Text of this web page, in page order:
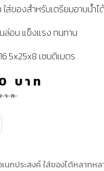
ใส่ของสำหรับเตรียมอาบน้ำไ
ล่อน แข็งแรง ทนทาน
เซนติเมตร
าท
บาท
นกประสงค์ ใส่ของได้หลากหล